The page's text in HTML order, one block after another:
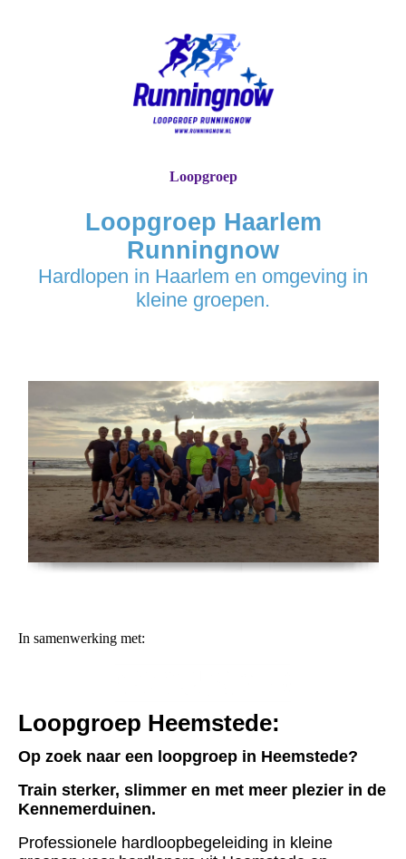
Loopgroep Haarlem
Runningnow
Hardlopen in Haarlem en omgeving in
kleine groepen.
Loopgroep
In samenwerking met:
Loopgroep Heemstede:
Op zoek naar een loopgroep in Heemstede?
Train sterker, slimmer en met meer plezier in de
Kennemerduinen.
Professionele hardloopbegeleiding in kleine